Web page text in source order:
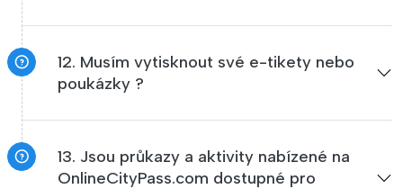
12. Musím vytisknout své e-tikety nebo
poukázky ?
13. Jsou průkazy a aktivity nabízené na
OnlineCityPass.com dostupné pro